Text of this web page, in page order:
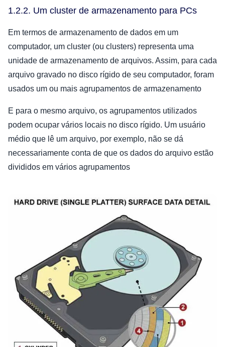
1.2.2. Um cluster de armazenamento para PCs
Em termos de armazenamento de dados em um
computador, um cluster (ou clusters) representa uma
unidade de armazenamento de arquivos. Assim, para cada
arquivo gravado no disco rígido de seu computador, foram
usados um ou mais agrupamentos de armazenamento
E para o mesmo arquivo, os agrupamentos utilizados
podem ocupar vários locais no disco rígido. Um usuário
médio que lê um arquivo, por exemplo, não se dá
necessariamente conta de que os dados do arquivo estão
divididos em vários agrupamentos